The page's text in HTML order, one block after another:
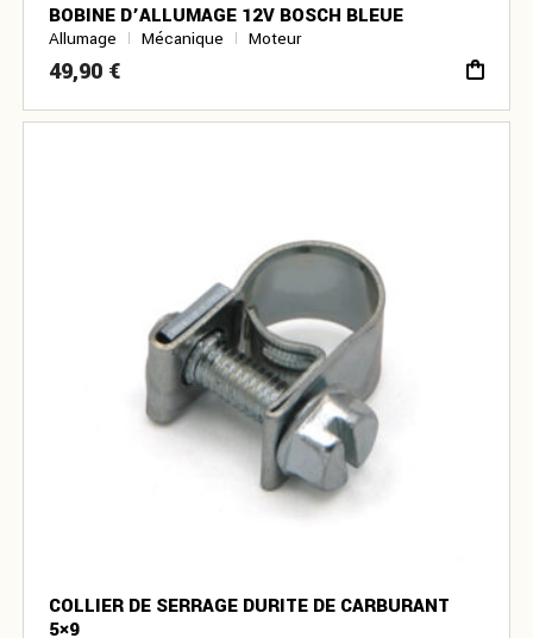
BOBINE D’ALLUMAGE 12V BOSCH BLEUE
Allumage Mécanique Moteur
49,90 €
COLLIER DE SERRAGE DURITE DE CARBURANT
5×9